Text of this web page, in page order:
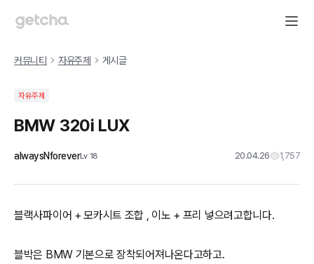
커뮤니티 자유주제 게시글
자유주제
BMW 320i LUX
alwaysNforeverLv 18 20.04.26 1,757
블랙사파이어 + 모카시트 조합 , 이노 + 프리 넣으려고합니다.
블박은 BMW 기본으로 장착되어져나온다고하고.